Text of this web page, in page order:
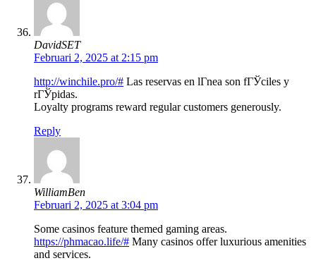
DavidSET
Februari 2, 2025 at 2:15 pm
http://winchile.pro/# Las reservas en lГ­nea son fГЎciles y
rГЎpidas.
Loyalty programs reward regular customers generously.
Reply
WilliamBen
Februari 2, 2025 at 3:04 pm
Some casinos feature themed gaming areas.
https://phmacao.life/# Many casinos offer luxurious amenities
and services.